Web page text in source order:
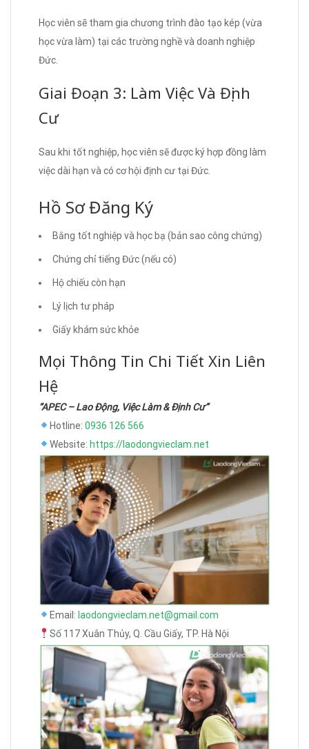
Học viên sẽ tham gia chương trình đào tạo kép (vừa
học vừa làm) tại các trường nghề và doanh nghiệp
Đức.
Giai Đoạn 3: Làm Việc Và Định
Cư
Sau khi tốt nghiệp, học viên sẽ được ký hợp đồng làm
việc dài hạn và có cơ hội định cư tại Đức.
Hồ Sơ Đăng Ký
Bằng tốt nghiệp và học bạ (bản sao công chứng)
Chứng chỉ tiếng Đức (nếu có)
Hộ chiếu còn hạn
Lý lịch tư pháp
Giấy khám sức khỏe
Mọi Thông Tin Chi Tiết Xin Liên
Hệ
“APEC – Lao Động, Việc Làm & Định Cư”
Hotline: 0936 126 566
Website: https://laodongvieclam.net
Email: laodongvieclam.net@gmail.com
Số 117 Xuân Thủy, Q. Cầu Giấy, TP. Hà Nội